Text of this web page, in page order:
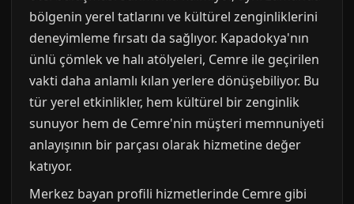
bölgenin yerel tatlarını ve kültürel zenginliklerini
deneyimleme fırsatı da sağlıyor. Kapadokya'nın
ünlü çömlek ve halı atölyeleri, Cemre ile geçirilen
vakti daha anlamlı kılan yerlere dönüşebiliyor. Bu
tür yerel etkinlikler, hem kültürel bir zenginlik
sunuyor hem de Cemre'nin müşteri memnuniyeti
anlayışının bir parçası olarak hizmetine değer
katıyor.
Merkez bayan profili hizmetlerinde Cemre gibi